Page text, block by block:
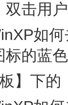
击用
下的